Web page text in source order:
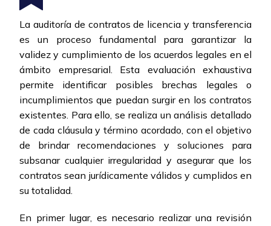
La auditoría de contratos de licencia y transferencia
es un proceso fundamental para garantizar la
validez y cumplimiento de los acuerdos legales en el
ámbito empresarial. Esta evaluación exhaustiva
permite identificar posibles brechas legales o
incumplimientos que puedan surgir en los contratos
existentes. Para ello, se realiza un análisis detallado
de cada cláusula y término acordado, con el objetivo
de brindar recomendaciones y soluciones para
subsanar cualquier irregularidad y asegurar que los
contratos sean jurídicamente válidos y cumplidos en
su totalidad.
En primer lugar, es necesario realizar una revisión